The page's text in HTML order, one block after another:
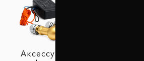
Аксессуары для